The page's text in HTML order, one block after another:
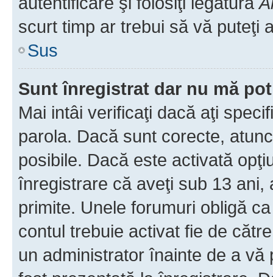
scurt timp ar trebui să vă puteţi
Sus
Sunt înregistrat dar nu mă
Mai intâi verificaţi dacă aţi
parola. Dacă sunt corecte,
posibile. Dacă este activată
înregistrare că aveţi sub 13
primite. Unele forumuri obligă
contul trebuie activat fie de
un administrator înainte de a